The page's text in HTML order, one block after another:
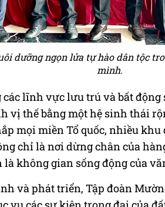
dưỡng ngọn lửa tự hào dân tộc
mình.
lĩnh vực lưu trú và bất
vị thế bằng một hệ sinh thái
mọi miền Tổ quốc, nhiều
chỉ là nơi dừng chân của
không gian sống động của
và phát triển, Tập đoàn